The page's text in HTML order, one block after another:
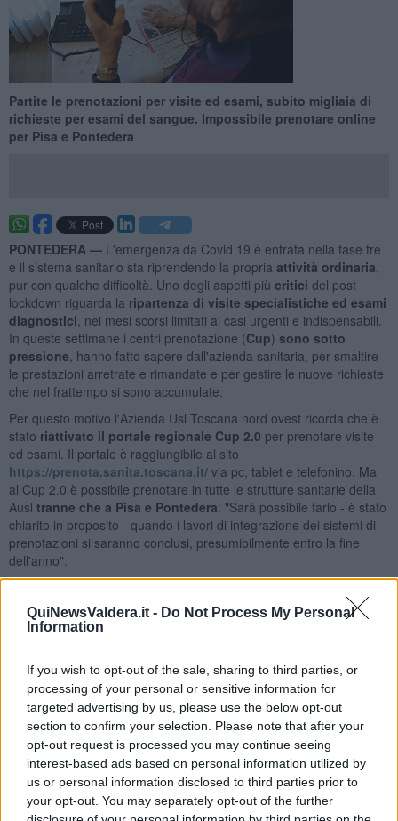
QuiNewsValdera.it - Do Not Process My Personal
Information
If you wish to opt-out of the sale, sharing to third parties, or
processing of your personal or sensitive information for
targeted advertising by us, please use the below opt-out
section to confirm your selection. Please note that after your
opt-out request is processed you may continue seeing
interest-based ads based on personal information utilized by
us or personal information disclosed to third parties prior to
your opt-out. You may separately opt-out of the further
Partite le prenotazioni per visite ed esami, subito migliaia di
richieste per esami del sangue. Impossibile prenotare online
per Pisa e Pontedera
PONTEDERA — L'emergenza da Covid 19 è entrata nella fase tre
e il sistema sanitario sta riprendendo la propria attività ordinaria
pur con qualche difficoltà. Uno degli aspetti più critici del post
lockdown riguarda la ripartenza di visite specialistiche ed esami
diagnostici , nei mesi scorsi limitati ai casi urgenti e indispensabili.
In queste settimane i centri prenotazione (Cup) sono sotto
pressione , hanno fatto sapere dall'azienda sanitaria, per smaltire
le prestazioni arretrate e rimandate e per gestire le nuove richieste
che nel frattempo si sono accumulate.
Per questo motivo l'Azienda Usl Toscana nord ovest ricorda che è
stato riattivato il portale regionale Cup 2.0 per prenotare visite
ed esami. Il portale è raggiungibile al sito
https://prenota.sanita.toscana.it/via pc, tablet e telefonino. Ma
al Cup 2.0 è possibile prenotare in tutte le strutture sanitarie della
Ausl tranne che a Pisa e Pontedera: "Sarà possibile farlo - è stato
chiarito in proposito - quando i lavori di integrazione dei sistemi di
prenotazioni si saranno conclusi, presumibilmente entro la fine
dell'anno".
nuovo possibile prenotare quasi tutte le tipologie di prime
visite e di visite di controllo. Fannoeccezionegli esami che
devono essere effettuati con i mezzi di contrasto (per esempio
alcuni tipi di Tac e di risonanze magnetiche) e gli esami che
richiedono una preparazione (per esempio le colonscopie), in
quanto è importante che il paziente riceva il foglio di prenotazione
stampato per leggere le istruzioni nelle note di preparazione
all'esame e si attenga ad esse". Queste prestazioni restano